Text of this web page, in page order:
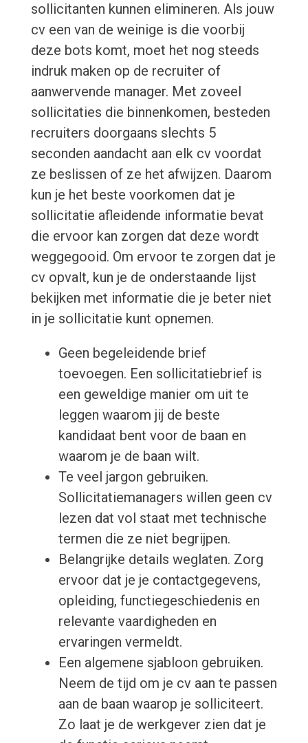
sollicitanten kunnen elimineren. Als jouw
cv een van de weinige is die voorbij
deze bots komt, moet het nog steeds
indruk maken op de recruiter of
aanwervende manager. Met zoveel
sollicitaties die binnenkomen, besteden
recruiters doorgaans slechts 5
seconden aandacht aan elk cv voordat
ze beslissen of ze het afwijzen. Daarom
kun je het beste voorkomen dat je
sollicitatie afleidende informatie bevat
die ervoor kan zorgen dat deze wordt
weggegooid. Om ervoor te zorgen dat je
cv opvalt, kun je de onderstaande lijst
bekijken met informatie die je beter niet
in je sollicitatie kunt opnemen.
Geen begeleidende brief
toevoegen. Een sollicitatiebrief is
een geweldige manier om uit te
leggen waarom jij de beste
kandidaat bent voor de baan en
waarom je de baan wilt.
Te veel jargon gebruiken.
Sollicitatiemanagers willen geen cv
lezen dat vol staat met technische
termen die ze niet begrijpen.
Belangrijke details weglaten. Zorg
ervoor dat je je contactgegevens,
opleiding, functiegeschiedenis en
relevante vaardigheden en
ervaringen vermeldt.
Een algemene sjabloon gebruiken.
Neem de tijd om je cv aan te passen
aan de baan waarop je solliciteert.
Zo laat je de werkgever zien dat je